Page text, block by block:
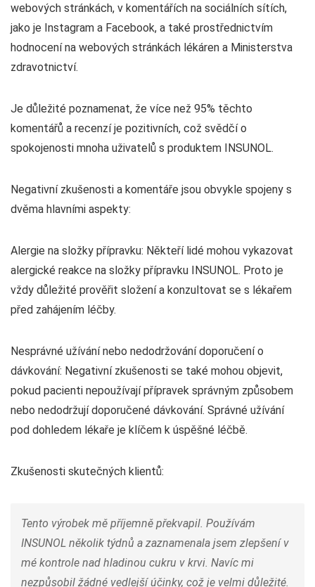
webových stránkách, v komentářích na sociálních sítích,
jako je Instagram a Facebook, a také prostřednictvím
hodnocení na webových stránkách lékáren a Ministerstva
zdravotnictví.
Je důležité poznamenat, že více než 95% těchto
komentářů a recenzí je pozitivních, což svědčí o
spokojenosti mnoha uživatelů s produktem INSUNOL.
Negativní zkušenosti a komentáře jsou obvykle spojeny s
dvěma hlavními aspekty:
Alergie na složky přípravku: Někteří lidé mohou vykazovat
alergické reakce na složky přípravku INSUNOL. Proto je
vždy důležité prověřit složení a konzultovat se s lékařem
před zahájením léčby.
Nesprávné užívání nebo nedodržování doporučení o
dávkování: Negativní zkušenosti se také mohou objevit,
pokud pacienti nepoužívají přípravek správným způsobem
nebo nedodržují doporučené dávkování. Správné užívání
pod dohledem lékaře je klíčem k úspěšné léčbě.
Zkušenosti skutečných klientů:
Tento výrobek mě příjemně překvapil. Používám
INSUNOL několik týdnů a zaznamenala jsem zlepšení v
mé kontrole nad hladinou cukru v krvi. Navíc mi
nezpůsobil žádné vedlejší účinky, což je velmi důležité.